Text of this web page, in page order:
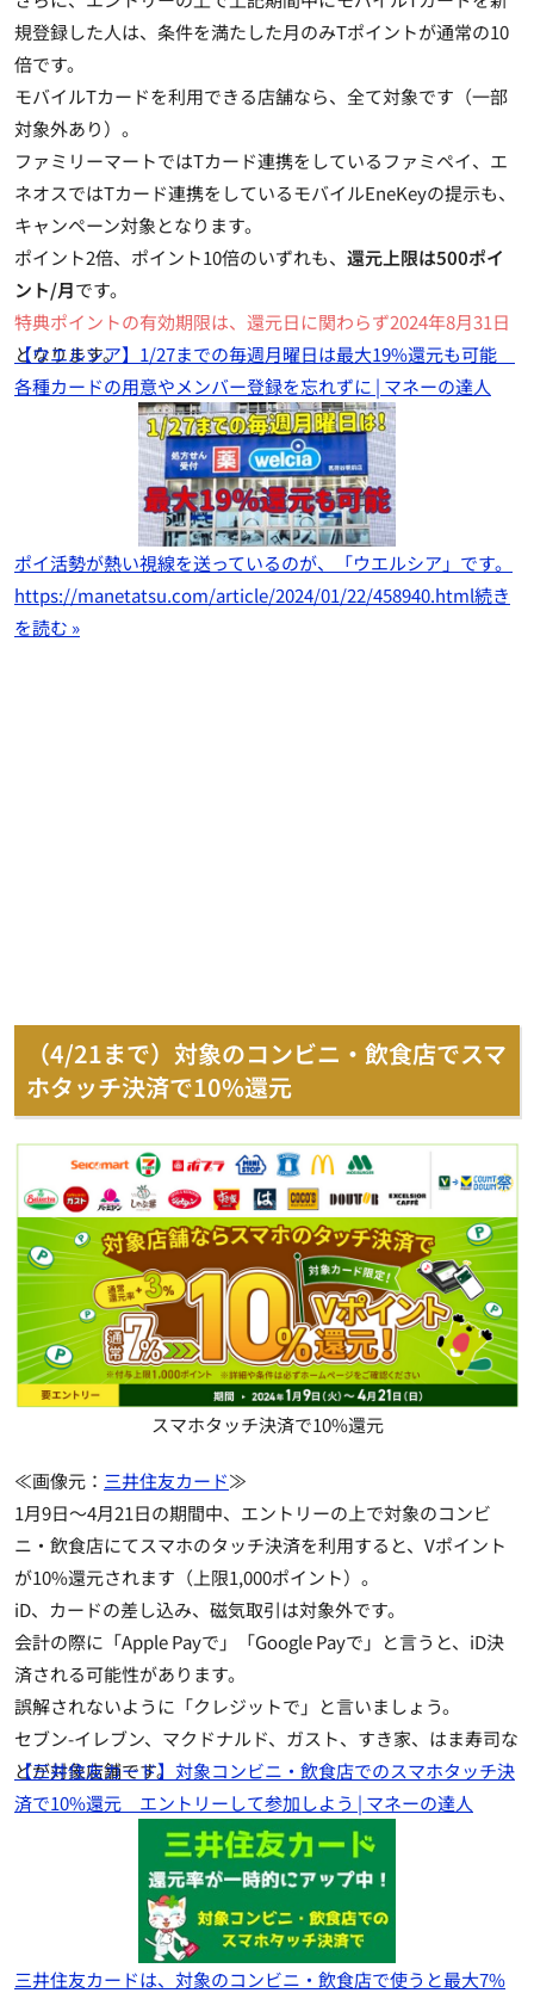
規登録した人は、 条件を満たした月のみTポイントが通常の10
倍です。
モバイルTカードを利用できる店舗なら、全て対象です（一部
対象外あり）。
ファミリーマートではTカード連携をしているファミペイ、エ
ネオスではTカード連携をしているモバイルEneKeyの提示も、
キャンペーン対象となります。
ポイント2倍、ポイント10倍のいずれも、 還元上限は500ポイ
ント/月です。
特典ポイントの有効期限は、還元日に関わらず2024年8月31日
となります。
【ウエルシア】1/27までの毎週月曜日は最大19%還元も可能
各種カードの用意やメンバー登録を忘れずに | マネーの達人
ポイ活勢が熱い視線を送っているのが、「ウエルシア」です。
https://manetatsu.com/article/2024/01/22/458940.html続き
を読む »
（4/21まで）対象のコンビニ・飲食店でスマ
ホタッチ決済で10%還元
スマホタッチ決済で10%還元
≪画像元： 三井住友カード≫
1月9日～4月21日の期間中、エントリーの上で対象のコンビ
ニ・飲食店にてスマホのタッチ決済を利用すると、Vポイント
が10%還元されます（上限1,000ポイント）。
iD、カードの差し込み、磁気取引は対象外です。
会計の際に「Apple Payで」「Google Payで」と言うと、iD決
済される可能性があります。
誤解されないように「クレジットで」と言いましょう。
セブン-イレブン、マクドナルド、ガスト、すき家、はま寿司な
どが対象店舗です。
【三井住友カード】対象コンビニ・飲食店でのスマホタッチ決
済で10%還元 エントリーして参加しよう | マネーの達人
三井住友カードは、対象のコンビニ・飲食店で使うと最大7%